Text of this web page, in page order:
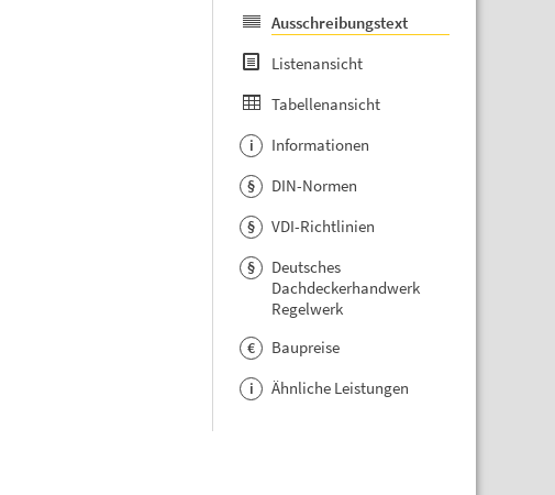
Ausschreibungstext
Listenansicht
Tabellenansicht
i Informationen
§ DIN-Normen
§ VDI-Richtlinien
§
Deutsches
Dachdeckerhandwerk
Regelwerk
€ Baupreise
i Ähnliche Leistungen